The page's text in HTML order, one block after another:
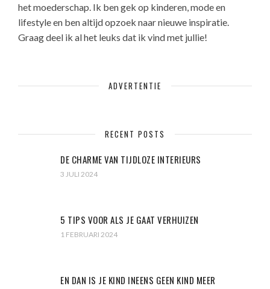
het moederschap. Ik ben gek op kinderen, mode en
lifestyle en ben altijd opzoek naar nieuwe inspiratie.
Graag deel ik al het leuks dat ik vind met jullie!
ADVERTENTIE
RECENT POSTS
DE CHARME VAN TIJDLOZE INTERIEURS
3 JULI 2024
5 TIPS VOOR ALS JE GAAT VERHUIZEN
1 FEBRUARI 2024
EN DAN IS JE KIND INEENS GEEN KIND MEER